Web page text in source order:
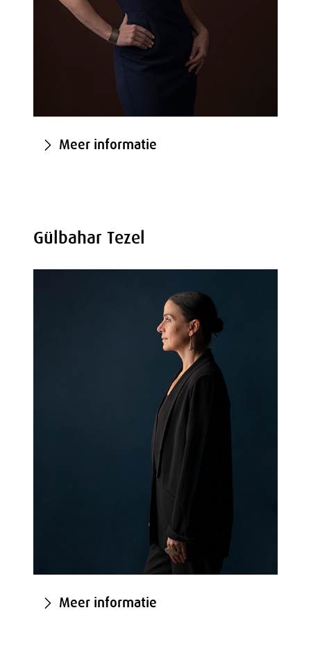
Meer informatie
Gülbahar Tezel
Meer informatie